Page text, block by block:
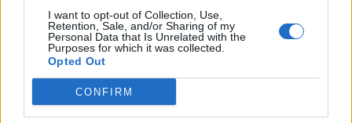
I want to opt-out of Collection, Use,
Retention, Sale, and/or Sharing of my
Personal Data that Is Unrelated with the
Purposes for which it was collected.
Opted Out
CONFIRM ad